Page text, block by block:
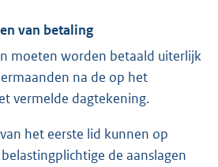
van betaling
moeten worden betaald uiterlijk
na de op het
vermelde dagtekening.
het eerste lid kunnen op
de aanslagen